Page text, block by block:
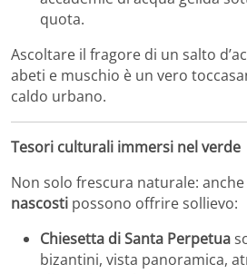
quota.
Ascoltare il fragore di un salto
abeti e muschio è un vero
caldo urbano.
Tesori culturali immersi nel verde
Non solo frescura naturale: anche
nascosti possono offrire sollievo:
Chiesetta di Santa Perpetua
bizantini, vista panoramica,